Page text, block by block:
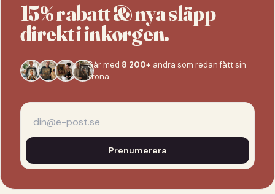
15% rabatt & nya släpp
direkt i inkorgen.
Går med 8 200+ andra som redan fått sin
krona.
Prenumerera